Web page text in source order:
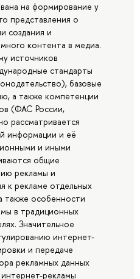
на формирование у
представления о
создания и
контента в медиа.
источников
стандарты
базовые
а также компетенции
(ФАС России,
рассматривается
информации и её
и иными
общие
рекламы и
к рекламе отдельных
также особенности
в традиционных
Значительное
интернет-
и передаче
рекламных данных
рекламы